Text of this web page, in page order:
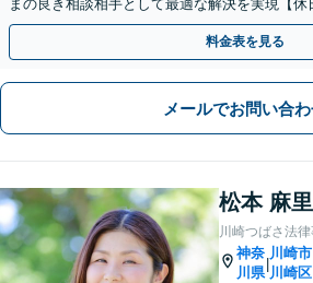
まの良き相談相手として最適な解決を実現【
予約）】【日本大通り駅3分】
料金表を見る
メールでお問い合
松本 麻里
川崎つばさ法
神奈
川県
|
川崎市
川崎区